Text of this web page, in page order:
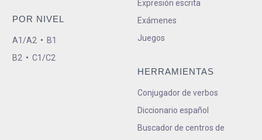
POR NIVEL
A1/A2 • B1
B2 • C1/C2
Expresión escrita
Exámenes
Juegos
HERRAMIENTAS
Conjugador de verbos
Diccionario español
Buscador de centros de